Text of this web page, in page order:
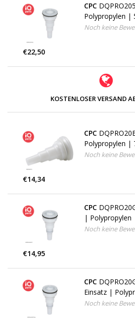
CPC
Polypropylen |
Metrisches
Noch keine
€22,50
KOSTENLOSER VERSAND
CPC
Polypropylen |
Gewinde
Noch keine
€14,34
CPC
| Polypropylen
Gewinde
Noch keine
€14,95
CPC
Einsatz |
(ISO G2)
Noch keine